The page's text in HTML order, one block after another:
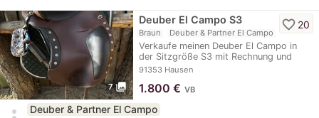
7 photo_library
Deuber El Campo S3
Braun Deuber & Partner El Campo
Verkaufe meinen Deuber El Campo in
der Sitzgröße S3 mit Rechnung und
Garantiepass (bis…
91353 Hausen
favorite_border 20
1.800 € VB
Deuber & Partner El Campo